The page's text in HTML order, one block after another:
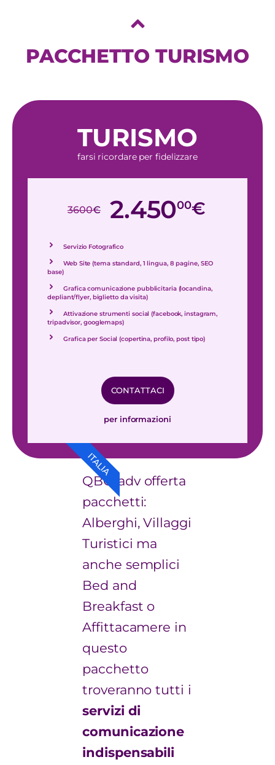
PACCHETTO TURISMO
TURISMO
farsi ricordare per fidelizzare
3600€ 2.45000€
Servizio Fotografico
Web Site (tema standard, 1 lingua, 8 pagine, SEO
base)
Grafica comunicazione pubblicitaria (locandina,
depliant/flyer, biglietto da visita)
Attivazione strumenti social (facebook, instagram,
tripadvisor, googlemaps)
Grafica per Social (copertina, profilo, post tipo)
CONTATTACI
per informazioni
ITALIA
QBO adv offerta
pacchetti:
Alberghi, Villaggi
Turistici ma
anche semplici
Bed and
Breakfast o
Affittacamere in
questo
pacchetto
troveranno tutti i
servizi di
comunicazione
indispensabili